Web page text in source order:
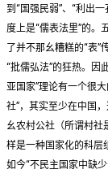
到“国强民弱”、“利出
度上是“儒表法里”的。
了并不那幺糟糕的“表
“批儒弘法”的狂热。因
亚国家”理论有一个很
社”，其实至少在中国
幺农村公社（所谓村社
样是一种国家化的科层
如今“不民主国家中缺